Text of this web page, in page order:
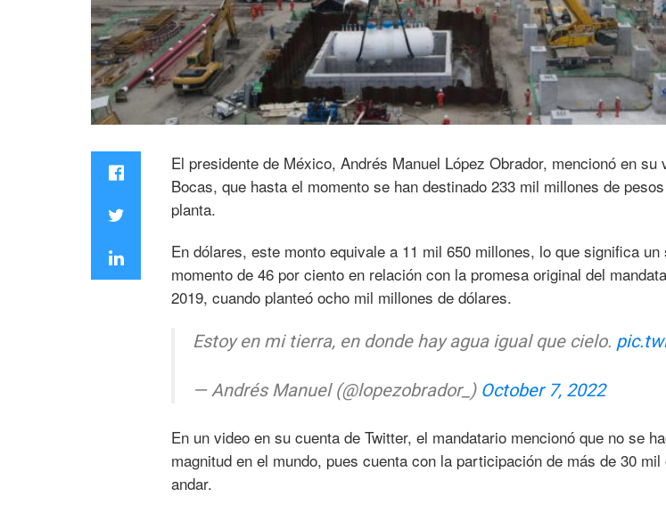
El presidente de México, Andrés Manuel López Obrador, mencionó en
Bocas, que hasta el momento se han destinado 233 mil millones de
planta.
En dólares, este monto equivale a 11 mil 650 millones, lo que significa
momento de 46 por ciento en relación con la promesa original del
2019, cuando planteó ocho mil millones de dólares.
Estoy en mi tierra, en donde hay agua igual que cielo.
— Andrés Manuel (@lopezobrador_) October 7, 2022
En un video en su cuenta de Twitter, el mandatario mencionó que no se
magnitud en el mundo, pues cuenta con la participación de más de 30
andar.